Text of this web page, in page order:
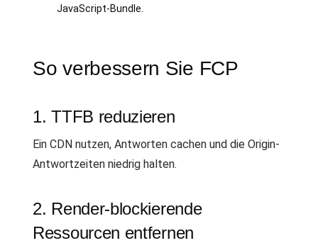
JavaScript-Bundle.
So verbessern Sie FCP
1. TTFB reduzieren
Ein CDN nutzen, Antworten cachen und die Origin-
Antwortzeiten niedrig halten.
2. Render-blockierende
Ressourcen entfernen